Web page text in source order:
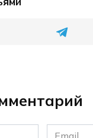
Email